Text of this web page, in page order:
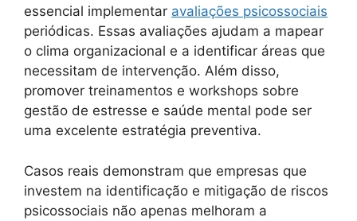
essencial implementar avaliações psicossociais
periódicas. Essas avaliações ajudam a mapear
o clima organizacional e a identificar áreas que
necessitam de intervenção. Além disso,
promover treinamentos e workshops sobre
gestão de estresse e saúde mental pode ser
uma excelente estratégia preventiva.
Casos reais demonstram que empresas que
investem na identificação e mitigação de riscos
psicossociais não apenas melhoram a